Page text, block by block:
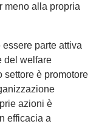
meno alla propria
parte attiva
del welfare
settore è promotore
azioni è
efficacia a